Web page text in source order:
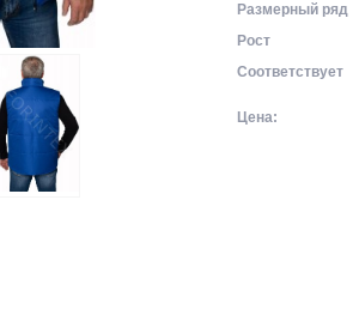
Размерный ряд
Рост
Соответствует
Цена: